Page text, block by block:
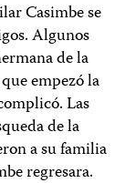
Casimbe se
Algunos
de la
empezó la
Las
de la
a su familia
regresara.